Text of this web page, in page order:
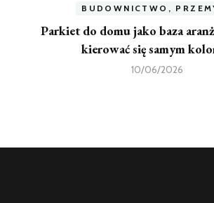
BUDOWNICTWO,
Parkiet do domu jako baza
kierować się samym
10/06/2026